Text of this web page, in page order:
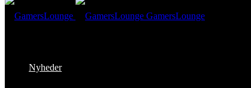
GamersLounge
Nyheder